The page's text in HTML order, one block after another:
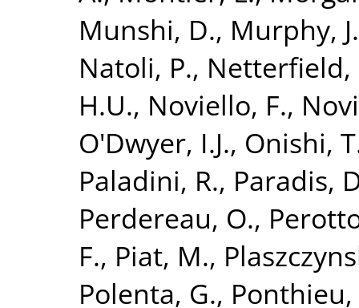
Munshi, D., Murphy,
Natoli, P., Netterfield,
H.U., Noviello, F.,
O'Dwyer, I.J., Onishi,
Paladini, R., Paradis,
Perdereau, O.,
F., Piat, M.,
Polenta, G.,